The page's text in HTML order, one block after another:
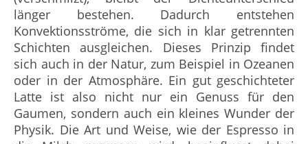
länger bestehen. Dadurch entstehen
Konvektionsströme, die sich in klar getrennten
Schichten ausgleichen. Dieses Prinzip findet
sich auch in der Natur, zum Beispiel in Ozeanen
oder in der Atmosphäre. Ein gut geschichteter
Latte ist also nicht nur ein Genuss für den
Gaumen, sondern auch ein kleines Wunder der
Physik. Die Art und Weise, wie der Espresso in